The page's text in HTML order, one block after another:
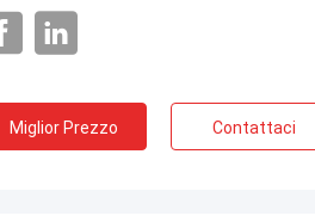
Miglior Prezzo Contattaci